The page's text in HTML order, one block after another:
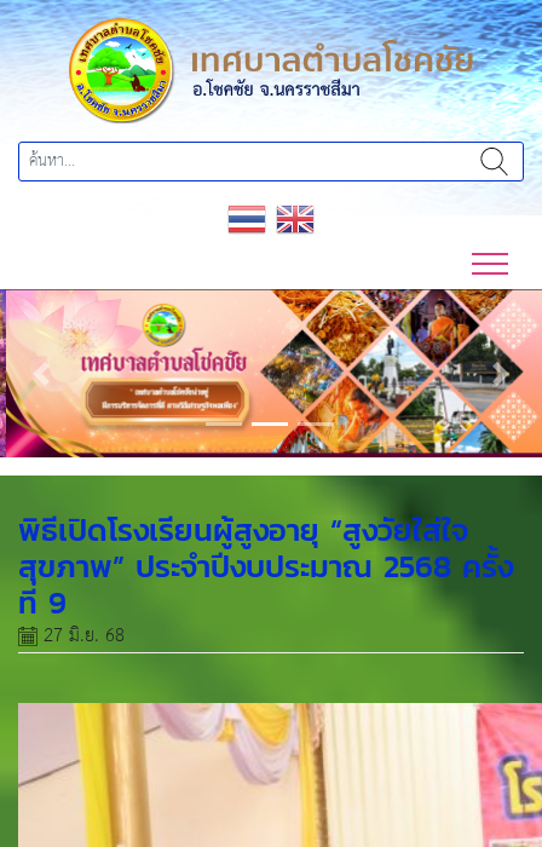
Previous Next
พิธีเปิดโรงเรียนผู้สูงอายุ “สูงวัยใส่ใจ
สุขภาพ” ประจำปีงบประมาณ 2568 ครั้ง
ที่ 9
27 มิ.ย. 68